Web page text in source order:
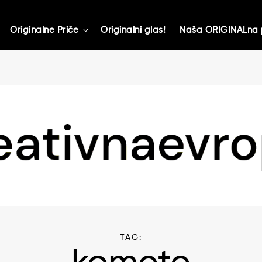
Originalne Priče toggle
Originalni glas! Naša
TAG: